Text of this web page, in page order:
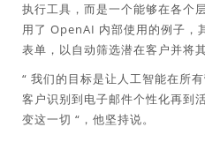
执行工具，而是一个能够在各个
用了 OpenAI 内部使用的例子，
表单，以自动筛选潜在客户并将
“ 我们的目标是让人工智能在所
客户识别到电子邮件个性化再到
变这一切 “，他坚持说。